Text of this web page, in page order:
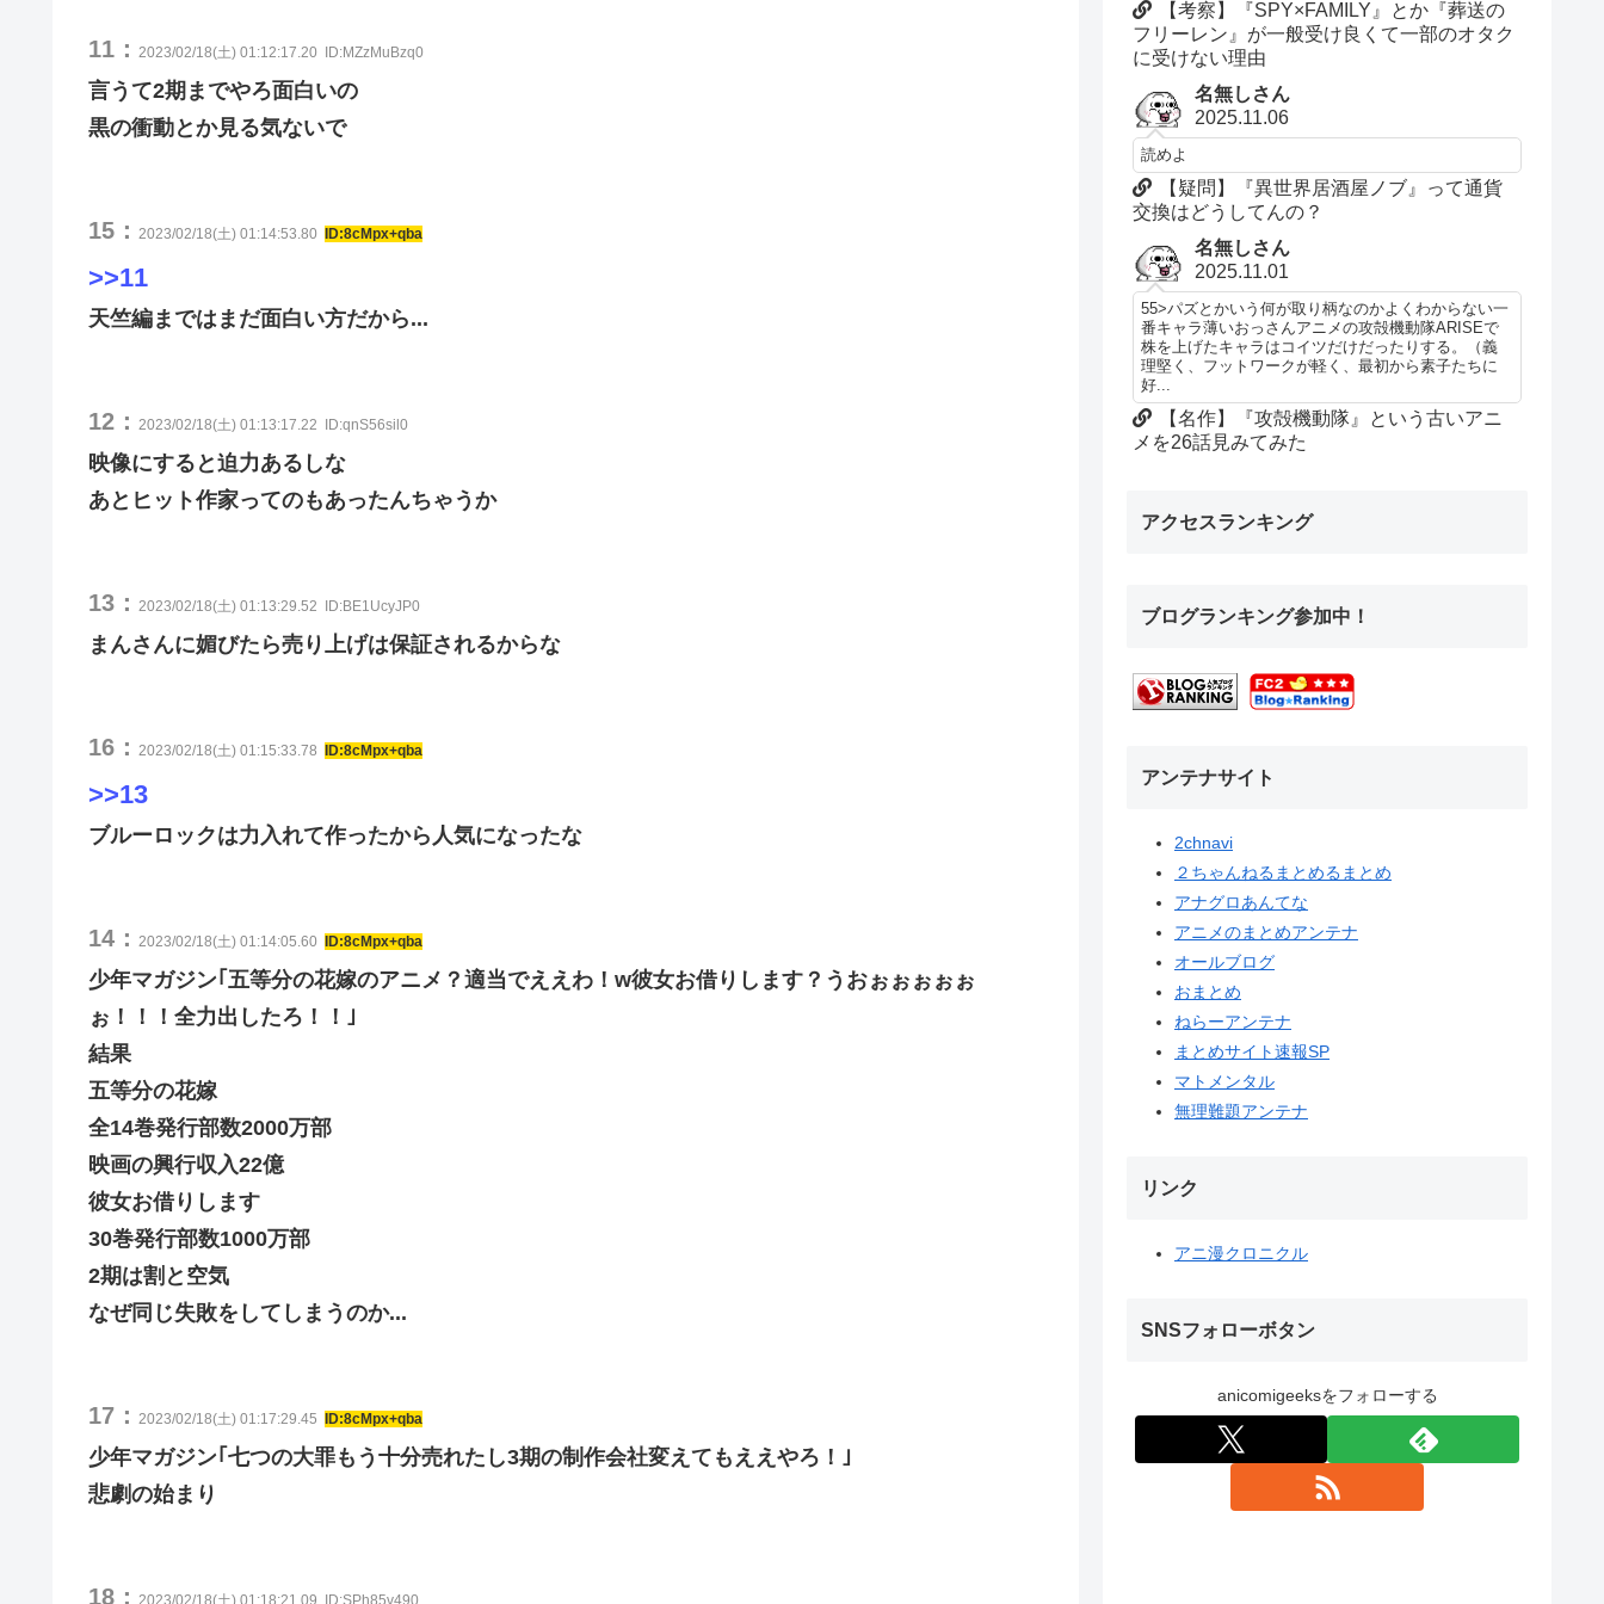
11： 2023/02/18(土) 01:12:17.20 ID:MZzMuBzq0
言うて2期までやろ面白いの
黒の衝動とか見る気ないで
15： 2023/02/18(土) 01:14:53.80 ID:8cMpx+qba
>>11
天竺編まではまだ面白い方だから...
12： 2023/02/18(土) 01:13:17.22 ID:qnS56sil0
映像にすると迫力あるしな
あとヒット作家ってのもあったんちゃうか
13： 2023/02/18(土) 01:13:29.52 ID:BE1UcyJP0
まんさんに媚びたら売り上げは保証されるからな
16： 2023/02/18(土) 01:15:33.78 ID:8cMpx+qba
>>13
ブルーロックは力入れて作ったから人気になったな
14： 2023/02/18(土) 01:14:05.60 ID:8cMpx+qba
少年マガジン｢五等分の花嫁のアニメ？適当でええわ！w彼女お借りします？うおぉぉぉぉぉ
ぉ！！！全力出したろ！！｣
結果
五等分の花嫁
全14巻発行部数2000万部
映画の興行収入22億
彼女お借りします
30巻発行部数1000万部
2期は割と空気
なぜ同じ失敗をしてしまうのか...
17： 2023/02/18(土) 01:17:29.45 ID:8cMpx+qba
少年マガジン｢七つの大罪もう十分売れたし3期の制作会社変えてもええやろ！｣
悲劇の始まり
18： 2023/02/18(土) 01:18:21.09 ID:SPh85v490
【考察】『SPY×FAMILY』とか『葬送の
フリーレン』が一般受け良くて一部のオタク
に受けない理由
名無しさん
2025.11.06
読めよ
【疑問】『異世界居酒屋ノブ』って通貨
交換はどうしてんの？
名無しさん
2025.11.01
55>パズとかいう何が取り柄なのかよくわからない一
番キャラ薄いおっさんアニメの攻殻機動隊ARISEで
株を上げたキャラはコイツだけだったりする。（義
理堅く、フットワークが軽く、最初から素子たちに
好...
【名作】『攻殻機動隊』という古いアニ
メを26話見みてみた
アクセスランキング
ブログランキング参加中！
アンテナサイト
2chnavi
２ちゃんねるまとめるまとめ
アナグロあんてな
アニメのまとめアンテナ
オールブログ
おまとめ
ねらーアンテナ
まとめサイト速報SP
マトメンタル
無理難題アンテナ
リンク
アニ漫クロニクル
SNSフォローボタン
anicomigeeksをフォローする